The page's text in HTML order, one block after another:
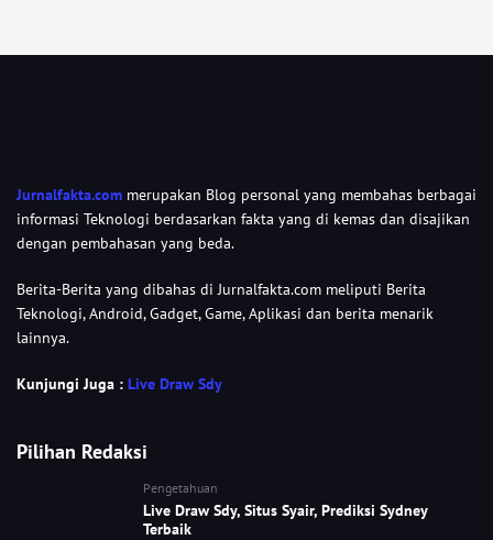
Jurnalfakta.com merupakan Blog personal yang membahas berbagai
informasi Teknologi berdasarkan fakta yang di kemas dan disajikan
dengan pembahasan yang beda.
Berita-Berita yang dibahas di Jurnalfakta.com meliputi Berita
Teknologi, Android, Gadget, Game, Aplikasi dan berita menarik
lainnya.
Kunjungi Juga : Live Draw Sdy
Pilihan Redaksi
Pengetahuan
Live Draw Sdy, Situs Syair, Prediksi Sydney
Terbaik